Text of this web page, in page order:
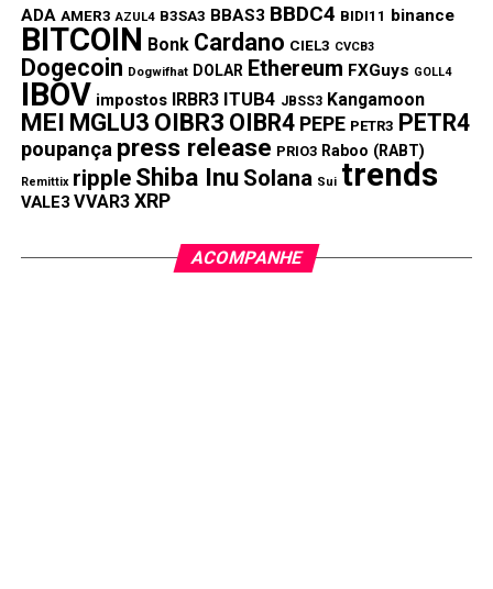
ADA AMER3 AZUL4 B3SA3 BBAS3 BBDC4 BIDI11 binance
BITCOIN Bonk Cardano CIEL3 CVCB3
Dogecoin Dogwifhat DOLAR Ethereum FXGuys GOLL4
IBOV impostos IRBR3 ITUB4 JBSS3 Kangamoon
MEI MGLU3 OIBR3 OIBR4 PEPE PETR3 PETR4
poupança press release PRIO3 Raboo (RABT)
Remittix ripple Shiba Inu Solana Sui trends
VALE3 VVAR3 XRP
ACOMPANHE